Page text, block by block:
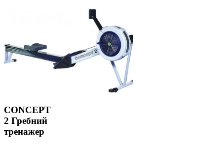
CONCEPT
2 Гребний
тренажер